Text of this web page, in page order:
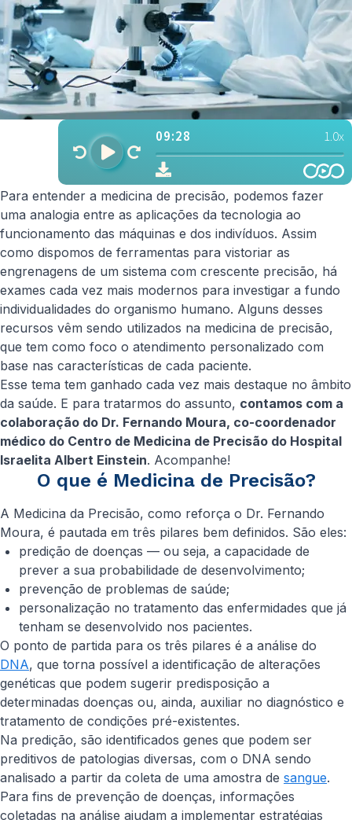
Para entender a medicina de precisão, podemos fazer
uma analogia entre as aplicações da tecnologia ao
funcionamento das máquinas e dos indivíduos. Assim
como dispomos de ferramentas para vistoriar as
engrenagens de um sistema com crescente precisão, há
exames cada vez mais modernos para investigar a fundo
individualidades do organismo humano. Alguns desses
recursos vêm sendo utilizados na medicina de precisão,
que tem como foco o atendimento personalizado com
base nas características de cada paciente.
Esse tema tem ganhado cada vez mais destaque no âmbito
da saúde. E para tratarmos do assunto, contamos com a
colaboração do Dr. Fernando Moura, co-coordenador
médico do Centro de Medicina de Precisão do Hospital
Israelita Albert Einstein. Acompanhe!
O que é Medicina de Precisão?
A Medicina da Precisão, como reforça o Dr. Fernando
Moura, é pautada em três pilares bem definidos. São eles:
predição de doenças — ou seja, a capacidade de
prever a sua probabilidade de desenvolvimento;
prevenção de problemas de saúde;
personalização no tratamento das enfermidades que já
tenham se desenvolvido nos pacientes.
O ponto de partida para os três pilares é a análise do
DNA, que torna possível a identificação de alterações
genéticas que podem sugerir predisposição a
determinadas doenças ou, ainda, auxiliar no diagnóstico e
tratamento de condições pré-existentes.
Na predição, são identificados genes que podem ser
preditivos de patologias diversas, com o DNA sendo
analisado a partir da coleta de uma amostra de sangue.
Para fins de prevenção de doenças, informações
coletadas na análise ajudam a implementar estratégias